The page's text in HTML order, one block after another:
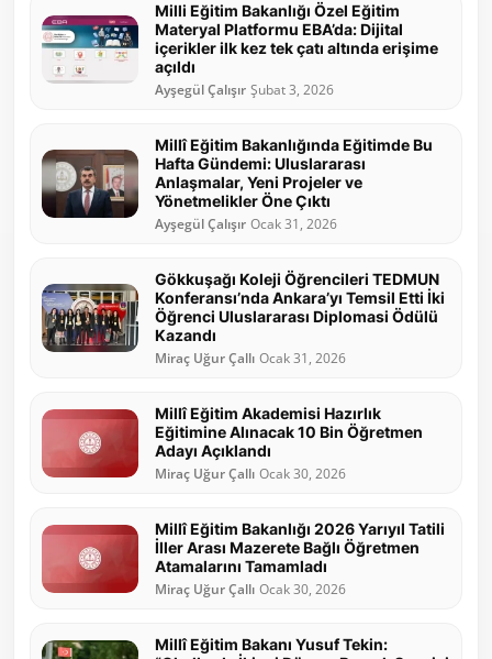
Milli Eğitim Bakanlığı Özel Eğitim
Materyal Platformu EBA’da: Dijital
içerikler ilk kez tek çatı altında erişime
açıldı
Ayşegül Çalışır Şubat 3, 2026
Millî Eğitim Bakanlığında Eğitimde Bu
Hafta Gündemi: Uluslararası
Anlaşmalar, Yeni Projeler ve
Yönetmelikler Öne Çıktı
Ayşegül Çalışır Ocak 31, 2026
Gökkuşağı Koleji Öğrencileri TEDMUN
Konferansı’nda Ankara’yı Temsil Etti İki
Öğrenci Uluslararası Diplomasi Ödülü
Kazandı
Miraç Uğur Çallı Ocak 31, 2026
Millî Eğitim Akademisi Hazırlık
Eğitimine Alınacak 10 Bin Öğretmen
Adayı Açıklandı
Miraç Uğur Çallı Ocak 30, 2026
Millî Eğitim Bakanlığı 2026 Yarıyıl Tatili
İller Arası Mazerete Bağlı Öğretmen
Atamalarını Tamamladı
Miraç Uğur Çallı Ocak 30, 2026
Millî Eğitim Bakanı Yusuf Tekin: